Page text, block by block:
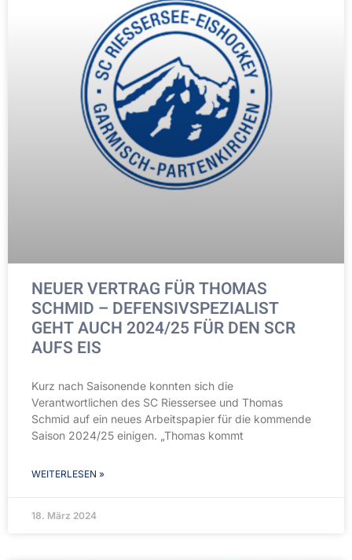
NEUER VERTRAG FÜR THOMAS
SCHMID – DEFENSIVSPEZIALIST
GEHT AUCH 2024/25 FÜR DEN SCR
AUFS EIS
Kurz nach Saisonende konnten sich die
Verantwortlichen des SC Riessersee und Thomas
Schmid auf ein neues Arbeitspapier für die kommende
Saison 2024/25 einigen. „Thomas kommt
WEITERLESEN »
18. März 2024